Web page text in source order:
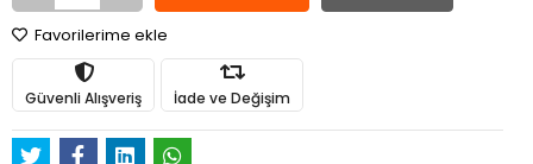
Favorilerime ekle
Güvenli Alışveriş İade ve Değişim